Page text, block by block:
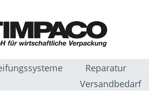
Reparatur
Versandbedarf